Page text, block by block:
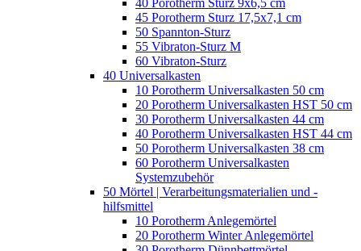
45 Porotherm Sturz 17,5x7,1 cm
50 Spannton-Sturz
55 Vibraton-Sturz M
60 Vibraton-Sturz
40 Universalkasten
10 Porotherm Universalkasten 50 cm
20 Porotherm Universalkasten HST 50 cm
30 Porotherm Universalkasten 44 cm
40 Porotherm Universalkasten HST 44 cm
50 Porotherm Universalkasten 38 cm
60 Porotherm Universalkasten
Systemzubehör
50 Mörtel | Verarbeitungsmaterialien und -
hilfsmittel
10 Porotherm Anlegemörtel
20 Porotherm Winter Anlegemörtel